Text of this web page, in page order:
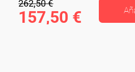
262,50 €
157,50 €